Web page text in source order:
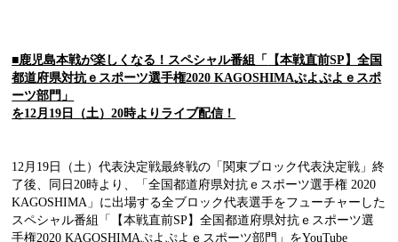
■鹿児島本戦が楽しくなる！スペシャル番組「 【本戦直前SP】全国
都道府県対抗ｅスポーツ選手権2020 KAGOSHIMAぷよぷよｅスポ
ーツ部門」
を12月 19日（土）20時よりライブ配信！
12月19日（土）代表決定戦最終戦の「関東ブロック代表決定戦」終
了後、同日20時より、「全国都道府県対抗ｅスポーツ選手権 2020
KAGOSHIMA」に出場する全ブロック代表選手をフューチャーした
スペシャル番組「【本戦直前SP】全国都道府県対抗ｅスポーツ選
手権2020 KAGOSHIMAぷよぷよｅスポーツ部門」をYouTube